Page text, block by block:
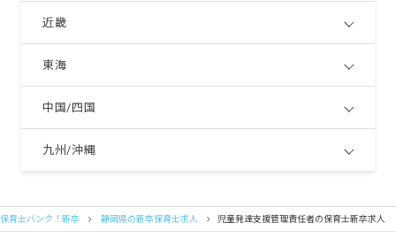
近畿
東海
中国/四国
九州/沖縄
保育士バンク！新卒 静岡県の新卒保育士求人 児童発達支援管理責任者の保育士新卒求人